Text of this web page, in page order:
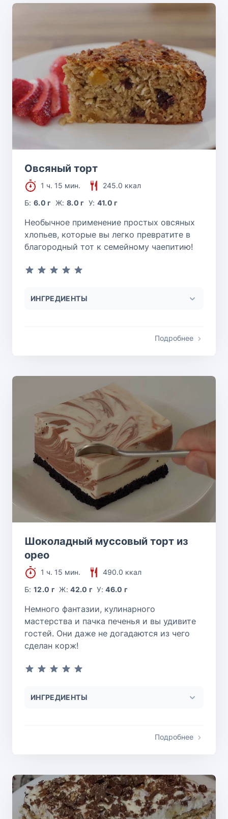
Овсяный торт
1 ч. 15 мин.
245.0 ккал
Б:6.0 г Ж: 8.0 г У: 41.0 г
Необычное применение простых овсяных
хлопьев, которые вы легко превратите в
благородный тот к семейному чаепитию!
ИНГРЕДИЕНТЫ
Подробнее
Шоколадный муссовый торт из
орео
1 ч. 15 мин.
490.0 ккал
Б:12.0 г Ж:42.0 г У:46.0 г
Немного фантазии, кулинарного
мастерства и пачка печенья и вы удивите
гостей. Они даже не догадаются из чего
сделан корж!
ИНГРЕДИЕНТЫ
Подробнее